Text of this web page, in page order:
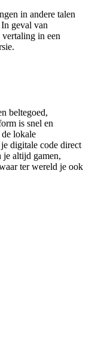
in andere talen
geval van
vertaling in een
beltegoed,
is snel en
lokale
digitale code direct
altijd gamen,
ter wereld je ook